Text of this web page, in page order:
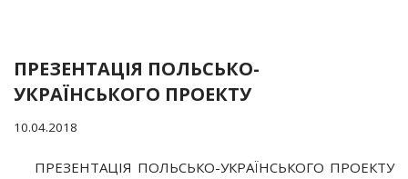
ПРЕЗЕНТАЦІЯ ПОЛЬСЬКО-
УКРАЇНСЬКОГО ПРОЕКТУ
10.04.2018
ПРЕЗЕНТАЦІЯ ПОЛЬСЬКО-УКРАЇНСЬКОГО ПРОЕКТУ